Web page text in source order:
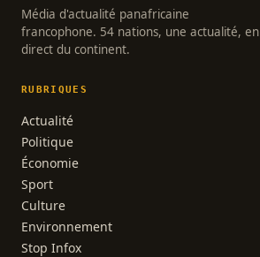
Média d'actualité panafricaine
francophone. 54 nations, une actualité, en
direct du continent.
RUBRIQUES
Actualité
Politique
Économie
Sport
Culture
Environnement
Stop Infox